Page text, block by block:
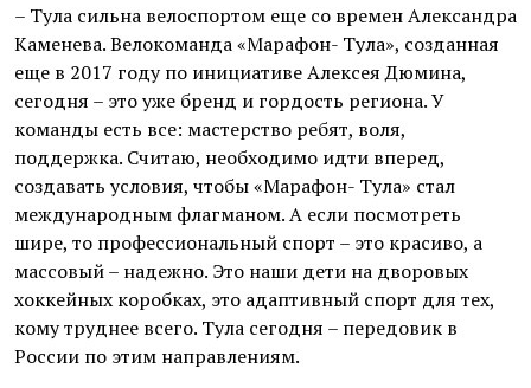
– Тула сильна велоспортом еще со времен Александра
Каменева. Велокоманда «Марафон- Тула», созданная
еще в 2017 году по инициативе Алексея Дюмина,
сегодня – это уже бренд и гордость региона. У
команды есть все: мастерство ребят, воля,
поддержка. Считаю, необходимо идти вперед,
создавать условия, чтобы «Марафон- Тула» стал
международным флагманом. А если посмотреть
шире, то профессиональный спорт – это красиво, а
массовый – надежно. Это наши дети на дворовых
хоккейных коробках, это адаптивный спорт для тех,
кому труднее всего. Тула сегодня – передовик в
России по этим направлениям.